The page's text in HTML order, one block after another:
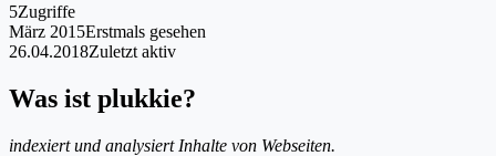
5Zugriffe
März 2015Erstmals gesehen
26.04.2018Zuletzt aktiv
Was ist plukkie?
indexiert und analysiert Inhalte von Webseiten.